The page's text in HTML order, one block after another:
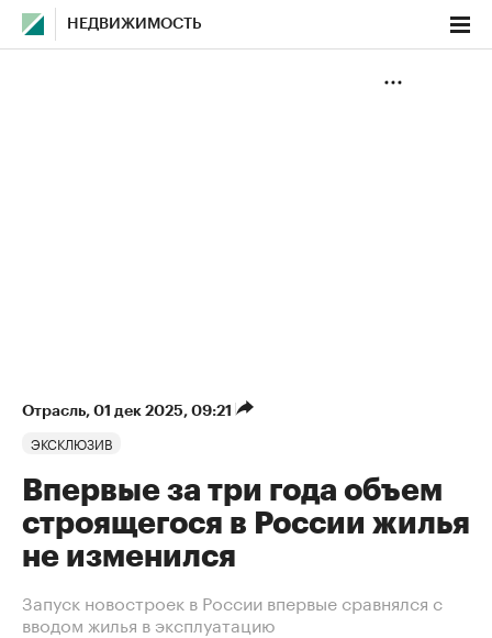
НЕДВИЖИМОСТЬ
Отрасль⁠, 01 дек 2025, 09:21
ЭКСКЛЮЗИВ
Впервые за три года объем
строящегося в России жилья
не изменился
Запуск новостроек в России впервые сравнялся с
вводом жилья в эксплуатацию